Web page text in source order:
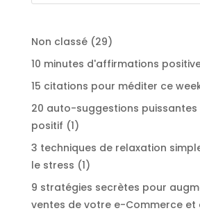
Non classé 2929
produits
10 minutes d'affirmations
15 citations pour méditer ce
20 auto-suggestions puissantes
positif 11
produit
3 techniques de relaxation
le stress 11
produit
9 stratégies secrètes pour
ventes de votre e-Commerce et